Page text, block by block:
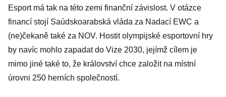
Esport má tak na této zemi finanční závislost. V otázce
financí stojí Saúdskoarabská vláda za Nadací EWC a
(ne)čekaně také za NOV. Hostit olympijské esportovní hry
by navíc mohlo zapadat do Vize 2030, jejímž cílem je
mimo jiné také to, že království chce založit na místní
úrovni 250 herních společností.